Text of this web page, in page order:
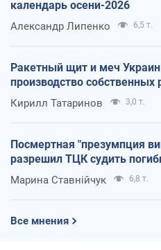
календарь осени-2026
Александр Липенко 6,5 т.
Ракетный щит и меч
производство собственных
Кирилл Татаринов 3,0 т.
Посмертная "презумпция
разрешил ТЦК судить
Марина Ставнійчук 6,8 т.
Все мнения